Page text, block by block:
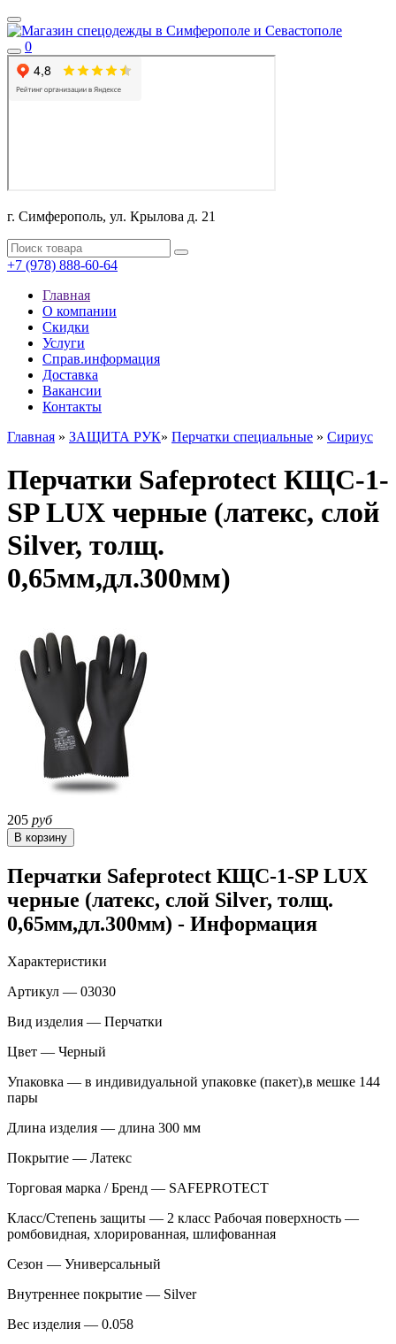
0
г. Симферополь, ул. Крылова д. 21
+7 (978) 888-60-64
Главная
О компании
Скидки
Услуги
Справ.информация
Доставка
Вакансии
Контакты
Главная » ЗАЩИТА РУК» Перчатки специальные » Сириус
Перчатки Safeprotect КЩС-1-
SP LUX черные (латекс, слой
Silver, толщ.
0,65мм,дл.300мм)
205 руб
Перчатки Safeprotect КЩС-1-SP LUX
черные (латекс, слой Silver, толщ.
0,65мм,дл.300мм) - Информация
Характеристики
Артикул — 03030
Вид изделия — Перчатки
Цвет — Черный
Упаковка — в индивидуальной упаковке (пакет),в мешке 144
пары
Длина изделия — длина 300 мм
Покрытие — Латекс
Торговая марка / Бренд — SAFEPROTECT
Класс/Степень защиты — 2 класс Рабочая поверхность —
ромбовидная, хлорированная, шлифованная
Сезон — Универсальный
Внутреннее покрытие — Silver
Вес изделия — 0.058